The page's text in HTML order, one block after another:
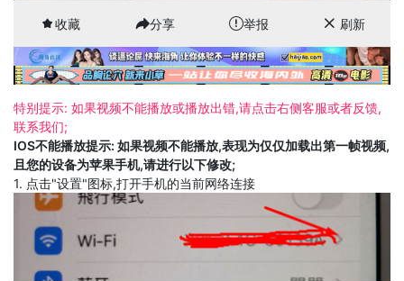
收藏 分享 举报 刷新
特别提示: 如果视频不能播放或播放出错,请点击右侧客服或者反馈,
联系我们;
IOS不能播放提示: 如果视频不能播放,表现为仅仅加载出第一帧视频,
且您的设备为苹果手机,请进行以下修改;
1. 点击"设置"图标,打开手机的当前网络连接